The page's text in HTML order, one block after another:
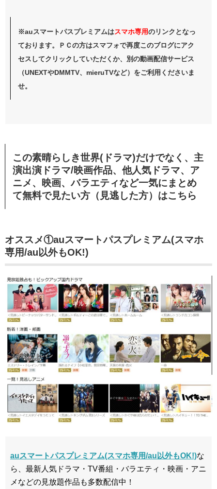
※auスマートパスプレミアムはスマホ専用のリンクとなっ
ております。ＰＣの方はスマフォで再度このブログにアク
セスしてクリックしていただくか、別の動画配信サービス
（UNEXTやDMMTV、mieruTVなど）をご利用くださいま
せ。
この素晴らしき世界(ドラマ)だけでなく、主
演出演ドラマ/映画作品、他人気ドラマ、ア
ニメ、映画、バラエティなど一気にまとめ
て無料で見たい方（見逃した方）はこちら
オススメ①auスマートパスプレミアム(スマホ
専用/au以外もOK!)
auスマートパスプレミアム(スマホ専用/au以外もOK!)な
ら、最新人気ドラマ・TV番組・バラエティ・映画・アニ
メなどの見放題作品も多数配信中！